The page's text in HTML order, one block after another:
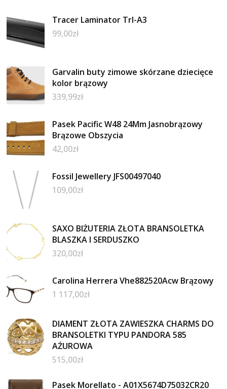
Tracer Laminator Trl-A3
99,00zł
Garvalin buty zimowe skórzane dziecięce
kolor brązowy
339,99zł
Pasek Pacific W48 24Mm Jasnobrązowy
Brązowe Obszycia
42,00zł
Fossil Jewellery JFS00497040
109,00zł
SAXO BIŻUTERIA ZŁOTA BRANSOLETKA
BLASZKA I SERDUSZKO
320,00zł
Carolina Herrera Vhe882520Acw Brązowy
1 117,00zł
DIAMENT ZŁOTA ZAWIESZKA CHARMS DO
BRANSOLETKI TYPU PANDORA 585
AŻUROWA
515,00zł
Pasek Morellato - A01X5674D75032CR20